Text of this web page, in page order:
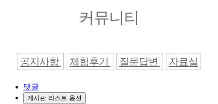
커뮤니티
공지사항 체험후기 질문답변 자료실
댓글
게시판 리스트 옵션